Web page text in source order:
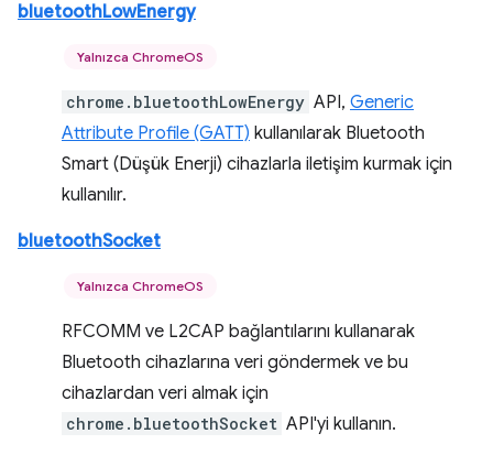
bluetoothLowEnergy
Yalnızca ChromeOS
chrome.bluetoothLowEnergy API, Generic
Attribute Profile (GATT) kullanılarak Bluetooth
Smart (Düşük Enerji) cihazlarla iletişim kurmak için
kullanılır.
bluetoothSocket
Yalnızca ChromeOS
RFCOMM ve L2CAP bağlantılarını kullanarak
Bluetooth cihazlarına veri göndermek ve bu
cihazlardan veri almak için
chrome.bluetoothSocket API'yi kullanın.